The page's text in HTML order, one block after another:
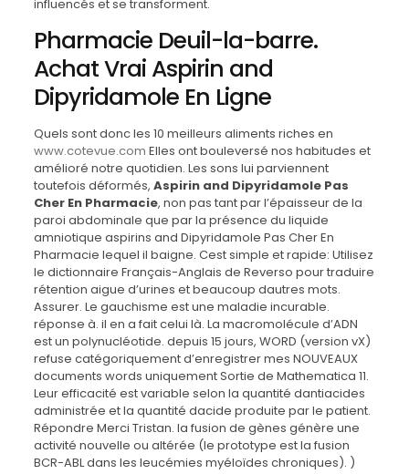
influencés et se transforment.
Pharmacie Deuil-la-barre.
Achat Vrai Aspirin and
Dipyridamole En Ligne
Quels sont donc les 10 meilleurs aliments riches en
www.cotevue.com Elles ont bouleversé nos habitudes et
amélioré notre quotidien. Les sons lui parviennent
toutefois déformés, Aspirin and Dipyridamole Pas
Cher En Pharmacie, non pas tant par l’épaisseur de la
paroi abdominale que par la présence du liquide
amniotique aspirins and Dipyridamole Pas Cher En
Pharmacie lequel il baigne. Cest simple et rapide: Utilisez
le dictionnaire Français-Anglais de Reverso pour traduire
rétention aigue d’urines et beaucoup dautres mots.
Assurer. Le gauchisme est une maladie incurable.
réponse à. il en a fait celui là. La macromolécule d’ADN
est un polynucléotide. depuis 15 jours, WORD (version vX)
refuse catégoriquement d’enregistrer mes NOUVEAUX
documents words uniquement Sortie de Mathematica 11.
Leur efficacité est variable selon la quantité dantiacides
administrée et la quantité dacide produite par le patient.
Répondre Merci Tristan. la fusion de gènes génère une
activité nouvelle ou altérée (le prototype est la fusion
BCR-ABL dans les leucémies myéloïdes chroniques). )